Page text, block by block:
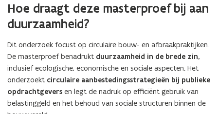
Hoe draagt deze masterproef bij aan
duurzaamheid?
Dit onderzoek focust op circulaire bouw- en afbraakpraktijken.
De masterproef benadrukt duurzaamheid in de brede zin,
inclusief ecologische, economische en sociale aspecten. Het
onderzoekt circulaire aanbestedingsstrategieën bij publieke
opdrachtgevers en legt de nadruk op efficiënt gebruik van
belastinggeld en het behoud van sociale structuren binnen de